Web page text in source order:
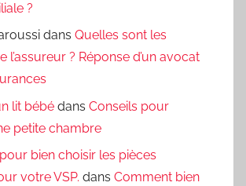
?
dans Quelles sont les
l’assureur ? Réponse d’un avocat
lit bébé dans Conseils pour
petite chambre
bien choisir les pièces
votre VSP. dans Comment bien